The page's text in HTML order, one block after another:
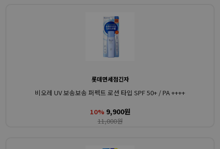
롯데면세점긴자
비오레 UV 보송보송 퍼펙트 로션 타입 SPF 50+ / PA ++++
10% 9,900원
11,000원